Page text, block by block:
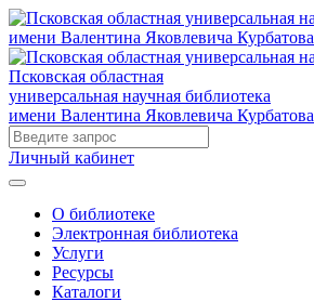
Псковская областная
универсальная научная библиотека
имени Валентина Яковлевича Курбатова
Личный кабинет
О библиотеке
Электронная библиотека
Услуги
Ресурсы
Каталоги